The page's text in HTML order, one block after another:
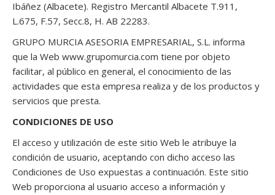
Ibáñez (Albacete). Registro Mercantil Albacete T.911,
L.675, F.57, Secc.8, H. AB 22283.
GRUPO MURCIA ASESORIA EMPRESARIAL, S.L. informa
que la Web www.grupomurcia.com tiene por objeto
facilitar, al público en general, el conocimiento de las
actividades que esta empresa realiza y de los productos y
servicios que presta.
CONDICIONES DE USO
El acceso y utilización de este sitio Web le atribuye la
condición de usuario, aceptando con dicho acceso las
Condiciones de Uso expuestas a continuación. Este sitio
Web proporciona al usuario acceso a información y